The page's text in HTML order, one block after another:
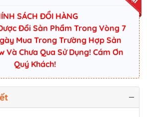
SÁCH ĐỔI HÀNG
Đổi Sản Phẩm Trong Vòng 7
Mua Trong Trường Hợp Sản
Và Chưa Qua Sử Dụng! Cám Ơn
Quý Khách!